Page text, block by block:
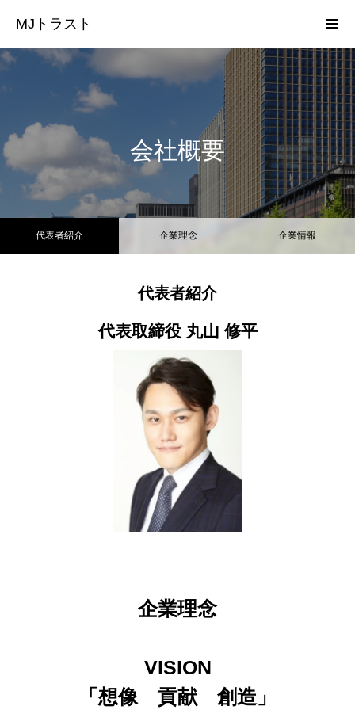
MJトラスト
会社概要
代表者紹介 企業理念 企業情報
代表者紹介
代表取締役 丸山 修平
企業理念
VISION
「想像 貢献 創造」